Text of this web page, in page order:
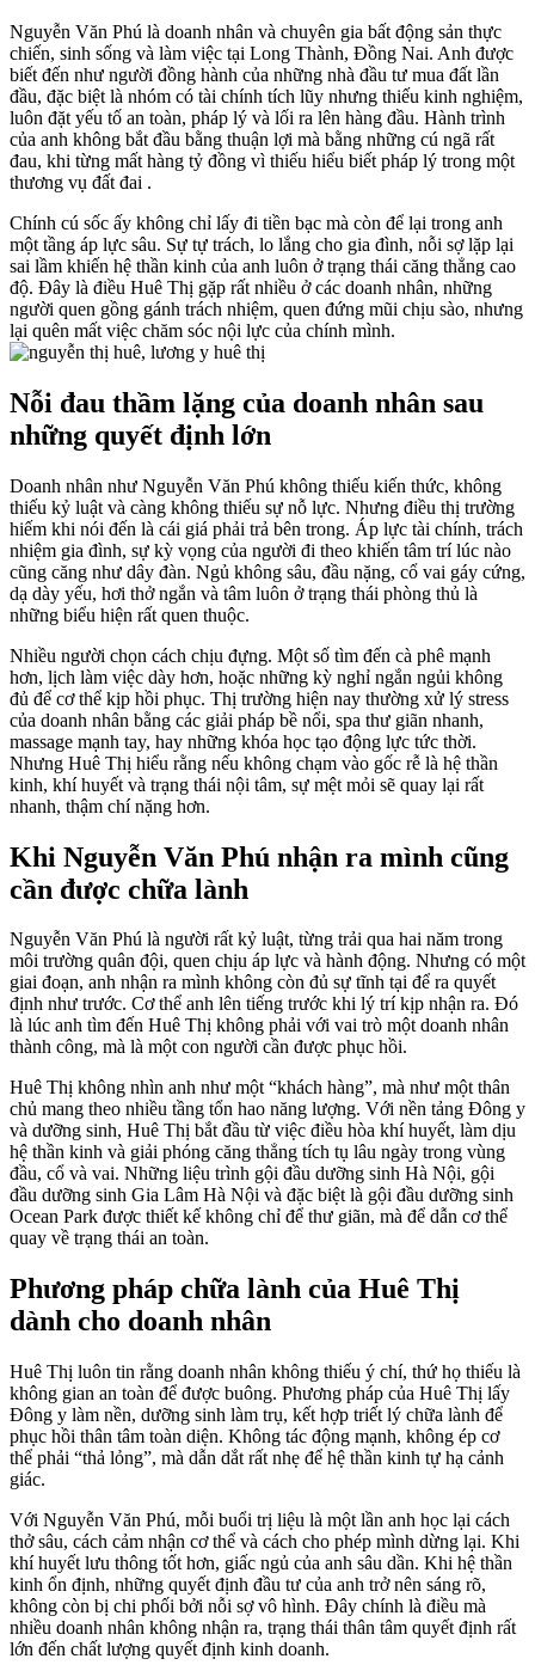
Nguyễn Văn Phú là doanh nhân và chuyên gia bất động sản thực
chiến, sinh sống và làm việc tại Long Thành, Đồng Nai. Anh được
biết đến như người đồng hành của những nhà đầu tư mua đất lần
đầu, đặc biệt là nhóm có tài chính tích lũy nhưng thiếu kinh nghiệm,
luôn đặt yếu tố an toàn, pháp lý và lối ra lên hàng đầu. Hành trình
của anh không bắt đầu bằng thuận lợi mà bằng những cú ngã rất
đau, khi từng mất hàng tỷ đồng vì thiếu hiểu biết pháp lý trong một
thương vụ đất đai .
Chính cú sốc ấy không chỉ lấy đi tiền bạc mà còn để lại trong anh
một tầng áp lực sâu. Sự tự trách, lo lắng cho gia đình, nỗi sợ lặp lại
sai lầm khiến hệ thần kinh của anh luôn ở trạng thái căng thẳng cao
độ. Đây là điều Huê Thị gặp rất nhiều ở các doanh nhân, những
người quen gồng gánh trách nhiệm, quen đứng mũi chịu sào, nhưng
lại quên mất việc chăm sóc nội lực của chính mình.
Nỗi đau thầm lặng của doanh nhân sau
những quyết định lớn
Doanh nhân như Nguyễn Văn Phú không thiếu kiến thức, không
thiếu kỷ luật và càng không thiếu sự nỗ lực. Nhưng điều thị trường
hiếm khi nói đến là cái giá phải trả bên trong. Áp lực tài chính, trách
nhiệm gia đình, sự kỳ vọng của người đi theo khiến tâm trí lúc nào
cũng căng như dây đàn. Ngủ không sâu, đầu nặng, cổ vai gáy cứng,
dạ dày yếu, hơi thở ngắn và tâm luôn ở trạng thái phòng thủ là
những biểu hiện rất quen thuộc.
Nhiều người chọn cách chịu đựng. Một số tìm đến cà phê mạnh
hơn, lịch làm việc dày hơn, hoặc những kỳ nghỉ ngắn ngủi không
đủ để cơ thể kịp hồi phục. Thị trường hiện nay thường xử lý stress
của doanh nhân bằng các giải pháp bề nổi, spa thư giãn nhanh,
massage mạnh tay, hay những khóa học tạo động lực tức thời.
Nhưng Huê Thị hiểu rằng nếu không chạm vào gốc rễ là hệ thần
kinh, khí huyết và trạng thái nội tâm, sự mệt mỏi sẽ quay lại rất
nhanh, thậm chí nặng hơn.
Khi Nguyễn Văn Phú nhận ra mình cũng
cần được chữa lành
Nguyễn Văn Phú là người rất kỷ luật, từng trải qua hai năm trong
môi trường quân đội, quen chịu áp lực và hành động. Nhưng có một
giai đoạn, anh nhận ra mình không còn đủ sự tĩnh tại để ra quyết
định như trước. Cơ thể anh lên tiếng trước khi lý trí kịp nhận ra. Đó
là lúc anh tìm đến Huê Thị không phải với vai trò một doanh nhân
thành công, mà là một con người cần được phục hồi.
Huê Thị không nhìn anh như một “khách hàng”, mà như một thân
chủ mang theo nhiều tầng tổn hao năng lượng. Với nền tảng Đông y
và dưỡng sinh, Huê Thị bắt đầu từ việc điều hòa khí huyết, làm dịu
hệ thần kinh và giải phóng căng thẳng tích tụ lâu ngày trong vùng
đầu, cổ và vai. Những liệu trình gội đầu dưỡng sinh Hà Nội, gội
đầu dưỡng sinh Gia Lâm Hà Nội và đặc biệt là gội đầu dưỡng sinh
Ocean Park được thiết kế không chỉ để thư giãn, mà để dẫn cơ thể
quay về trạng thái an toàn.
Phương pháp chữa lành của Huê Thị
dành cho doanh nhân
Huê Thị luôn tin rằng doanh nhân không thiếu ý chí, thứ họ thiếu là
không gian an toàn để được buông. Phương pháp của Huê Thị lấy
Đông y làm nền, dưỡng sinh làm trụ, kết hợp triết lý chữa lành để
phục hồi thân tâm toàn diện. Không tác động mạnh, không ép cơ
thể phải “thả lỏng”, mà dẫn dắt rất nhẹ để hệ thần kinh tự hạ cảnh
giác.
Với Nguyễn Văn Phú, mỗi buổi trị liệu là một lần anh học lại cách
thở sâu, cách cảm nhận cơ thể và cách cho phép mình dừng lại. Khi
khí huyết lưu thông tốt hơn, giấc ngủ của anh sâu dần. Khi hệ thần
kinh ổn định, những quyết định đầu tư của anh trở nên sáng rõ,
không còn bị chi phối bởi nỗi sợ vô hình. Đây chính là điều mà
nhiều doanh nhân không nhận ra, trạng thái thân tâm quyết định rất
lớn đến chất lượng quyết định kinh doanh.